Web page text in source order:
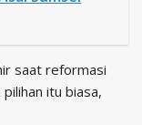
saat reformasi
itu biasa,